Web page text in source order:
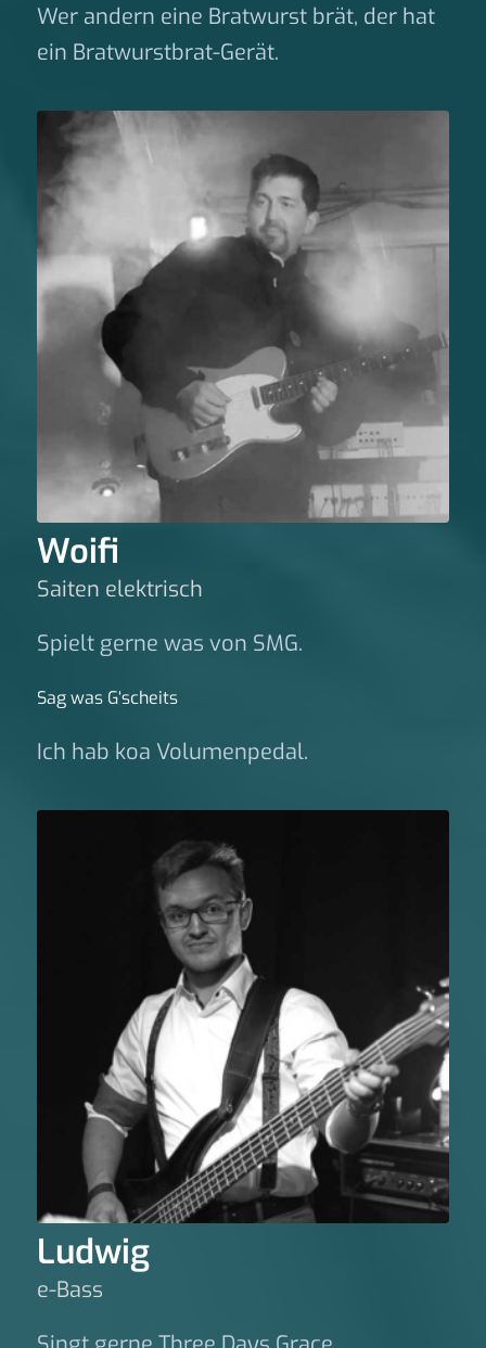
Wer andern eine Bratwurst brät, der hat
ein Bratwurstbrat-Gerät.
Woifi
Saiten elektrisch
Spielt gerne was von SMG.
Sag was G‘scheits
Ich hab koa Volumenpedal.
Ludwig
e-Bass